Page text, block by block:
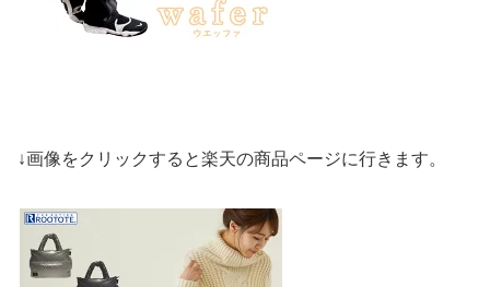
↓画像をクリックすると楽天の商品ページに行きます。